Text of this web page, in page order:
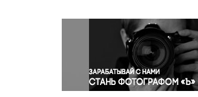
Окружающая среда
Политика
Правосудие
Происшествия и конфликты
Религия